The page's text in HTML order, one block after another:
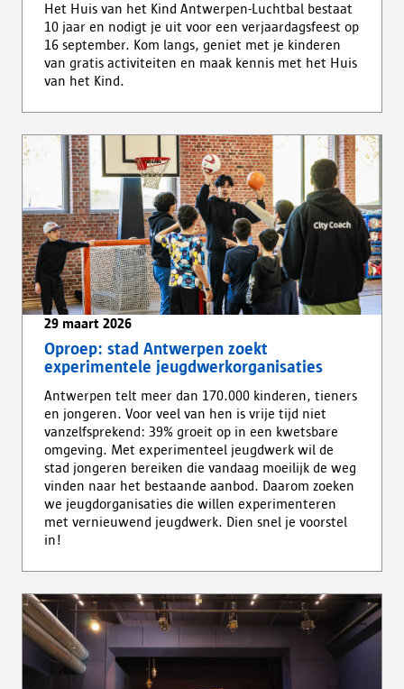
Het Huis van het Kind Antwerpen-Luchtbal bestaat
10 jaar en nodigt je uit voor een verjaardagsfeest op
16 september. Kom langs, geniet met je kinderen
van gratis activiteiten en maak kennis met het Huis
van het Kind.
29 maart 2026
Oproep: stad Antwerpen zoekt
experimentele jeugdwerkorganisaties
Antwerpen telt meer dan 170.000 kinderen, tieners
en jongeren. Voor veel van hen is vrije tijd niet
vanzelfsprekend: 39% groeit op in een kwetsbare
omgeving. Met experimenteel jeugdwerk wil de
stad jongeren bereiken die vandaag moeilijk de weg
vinden naar het bestaande aanbod. Daarom zoeken
we jeugdorganisaties die willen experimenteren
met vernieuwend jeugdwerk. Dien snel je voorstel
in!